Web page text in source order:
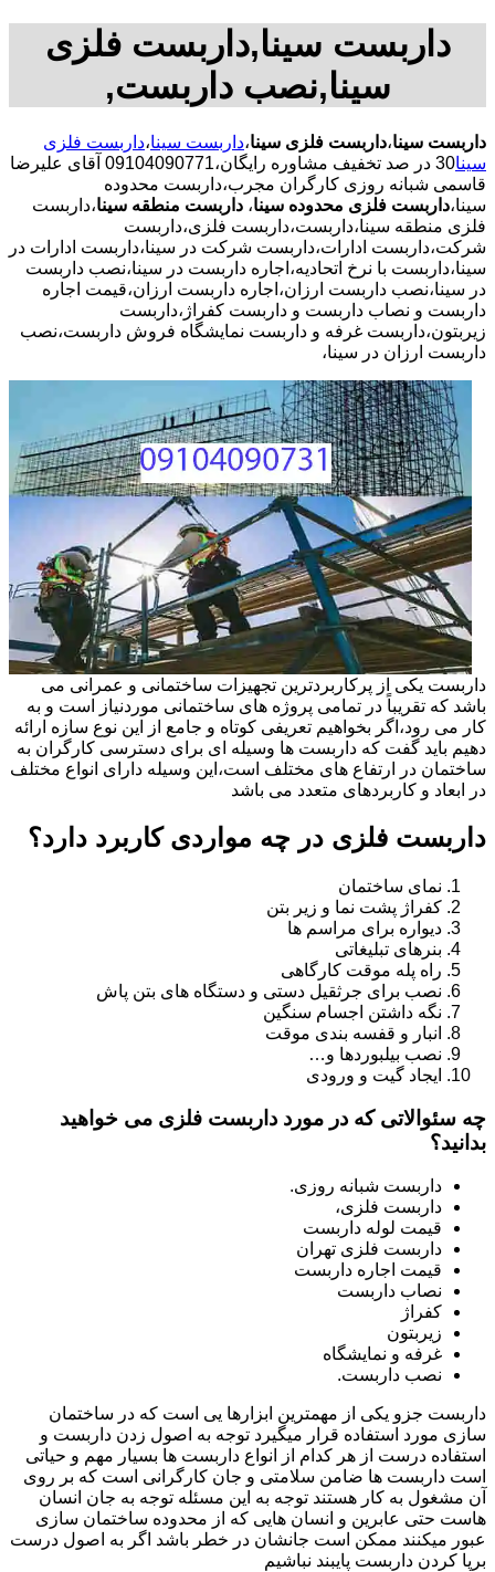
داربست سینا,داربست فلزی
سینا,نصب داربست,
داربست سینا،داربست فلزی سینا،داربست سینا،داربست فلزی
سینا
30 در صد تخفیف مشاوره رایگان،09104090771 آقای علیرضا
قاسمی شبانه روزی کارگران مجرب،داربست محدوده
سینا،داربست فلزی محدوده سینا، داربست منطقه سینا،داربست
فلزی منطقه سینا،داربست،داربست فلزی،داربست
شرکت،داربست ادارات،داربست شرکت در سینا،داربست ادارات در
سینا،داربست با نرخ اتحادیه،اجاره داربست در سینا،نصب داربست
در سینا،نصب داربست ارزان،اجاره داربست ارزان،قیمت اجاره
داربست و نصاب داربست و داربست کفراژ،داربست
زیربتون،داربست غرفه و داربست نمایشگاه فروش داربست،نصب
داربست ارزان در سینا،
داربست یکی از پرکاربردترین تجهیزات ساختمانی و عمرانی می
باشد که تقریباً در تمامی پروژه های ساختمانی موردنیاز است و به
کار می رود،اگر بخواهیم تعریفی کوتاه و جامع از این نوع سازه ارائه
دهیم باید گفت که داربست ها وسیله ای برای دسترسی کارگران به
ساختمان در ارتفاع های مختلف است،این وسیله دارای انواع مختلف
در ابعاد و کاربردهای متعدد می باشد
داربست فلزی در چه مواردی کاربرد دارد؟
نمای ساختمان
کفراژ پشت نما و زیر بتن
دیواره برای مراسم ها
بنرهای تبلیغاتی
راه پله موقت کارگاهی
نصب برای جرثقیل دستی و دستگاه های بتن پاش
نگه داشتن اجسام سنگین
انبار و قفسه بندی موقت
نصب بیلبوردها و…
ایجاد گیت و ورودی
چه سئوالاتی که در مورد داربست فلزی می خواهید
بدانید؟
داربست شبانه روزی.
داربست فلزی،
قیمت لوله داربست
داربست فلزی تهران
قیمت اجاره داربست
نصاب داربست
کفراژ
زیربتون
غرفه و نمایشگاه
نصب داربست.
داربست جزو یکی از مهمترین ابزارها یی است که در ساختمان
سازی مورد استفاده قرار میگیرد توجه به اصول زدن داربست و
استفاده درست از هر کدام از انواع داربست ها بسیار مهم و حیاتی
است داربست ها ضامن سلامتی و جان کارگرانی است که بر روی
آن مشغول به کار هستند توجه به این مسئله توجه به جان انسان
هاست حتی عابرین و انسان هایی که از محدوده ساختمان سازی
عبور میکنند ممکن است جانشان در خطر باشد اگر به اصول درست
برپا کردن داربست پایبند نباشیم